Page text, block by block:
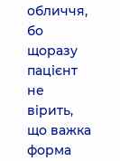
обличчя,
бо
щоразу
пацієнт
не
вірить,
що важка
форма